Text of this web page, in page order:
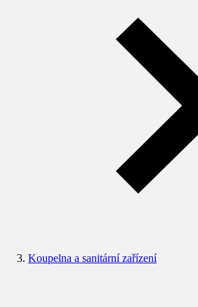
Koupelna a sanitární zařízení